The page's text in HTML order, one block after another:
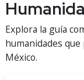
Explora la guía
humanidades
México.